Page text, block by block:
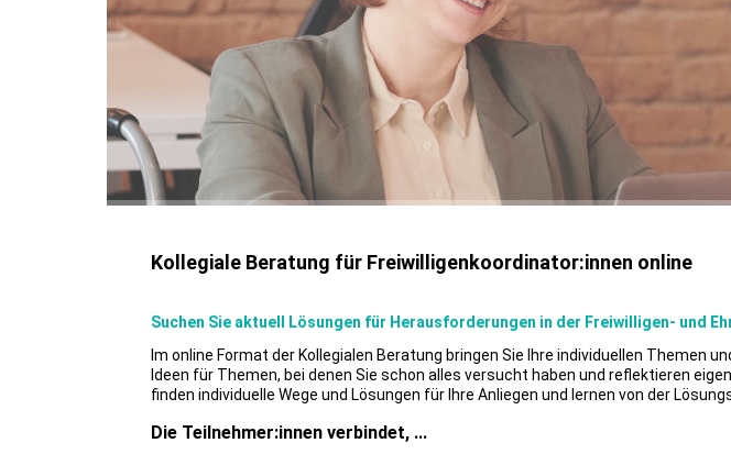
Kollegiale Beratung für Freiwilligenkoordinator:innen online
Suchen Sie aktuell Lösungen für Herausforderungen in der Freiwilligen- und
Im online Format der Kollegialen Beratung bringen Sie Ihre individuellen Themen
Ideen für Themen, bei denen Sie schon alles versucht haben und reflektieren
finden individuelle Wege und Lösungen für Ihre Anliegen und lernen von der
Die Teilnehmer:innen verbindet, ...